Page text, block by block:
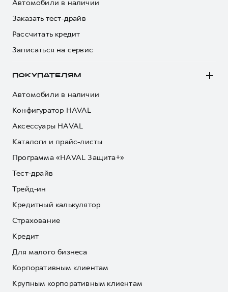
Автомобили в наличии
Заказать тест-драйв
Рассчитать кредит
Записаться на сервис
ПОКУПАТЕЛЯМ
Автомобили в наличии
Конфигуратор HAVAL
Аксессуары HAVAL
Каталоги и прайс-листы
Программа «HAVAL Защита+»
Тест-драйв
Трейд-ин
Кредитный калькулятор
Страхование
Кредит
Для малого бизнеса
Корпоративным клиентам
Крупным корпоративным клиентам